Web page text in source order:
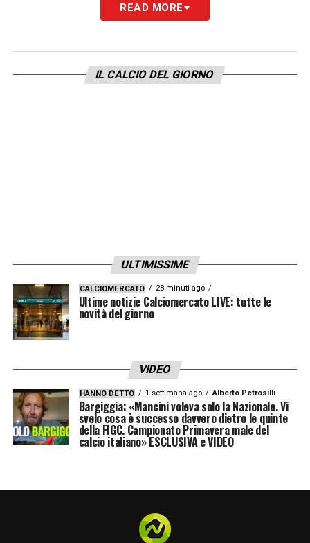
READ MORE
IL CALCIO DEL GIORNO
ULTIMISSIME
CALCIOMERCATO 28 minuti ago
Ultime notizie Calciomercato LIVE: tutte le
novità del giorno
VIDEO
HANNO DETTO 1 settimana ago Alberto Petrosilli
Bargiggia: «Mancini voleva solo la Nazionale. Vi
svelo cosa è successo davvero dietro le quinte
della FIGC. Campionato Primavera male del
calcio italiano» ESCLUSIVA e VIDEO